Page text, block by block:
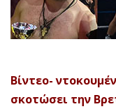
Βίντεο-
σκοτώσει την